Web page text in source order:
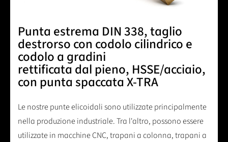
Punta estrema DIN 338, taglio
destrorso con codolo cilindrico e
codolo a gradini
rettificata dal pieno, HSSE/acciaio,
con punta spaccata X-TRA
Le nostre punte elicoidali sono utilizzate principalmente
nella produzione industriale. Tra l'altro, possono essere
utilizzate in macchine CNC, trapani a colonna, trapani a